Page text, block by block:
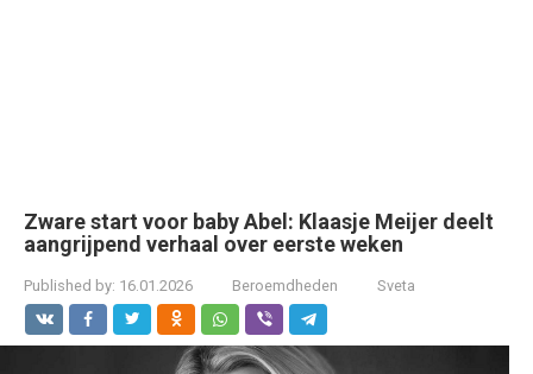
Zware start voor baby Abel: Klaasje Meijer deelt
aangrijpend verhaal over eerste weken
Published by: 16.01.2026 Beroemdheden Sveta